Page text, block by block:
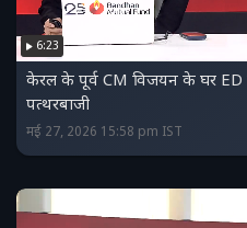
6:23
केरल के पूर्व CM विजयन के घर ED
पत्थरबाजी
मई 27, 2026 15:58 pm IST